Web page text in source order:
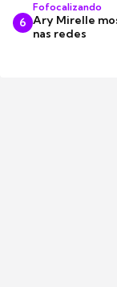
6
Fofocalizando
Ary Mirelle
nas redes